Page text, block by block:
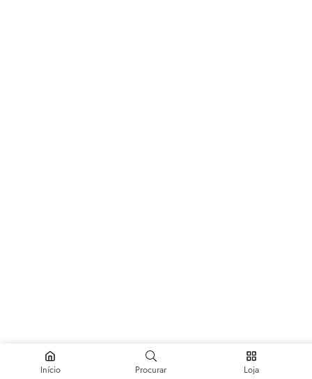
Início Procurar Loja